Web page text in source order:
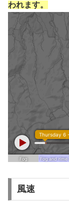
われます。
風速